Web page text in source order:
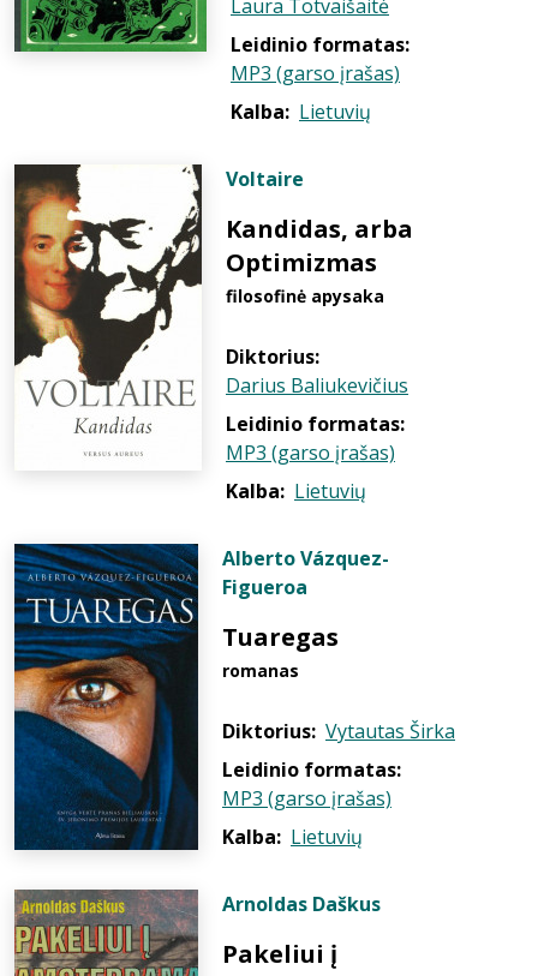
Laura Totvaišaitė
Leidinio formatas:
MP3 (garso įrašas)
Kalba: Lietuvių
Voltaire
Kandidas, arba
Optimizmas
filosofinė apysaka
Diktorius:
Darius Baliukevičius
Leidinio formatas:
MP3 (garso įrašas)
Kalba: Lietuvių
Alberto Vázquez-
Figueroa
Tuaregas
romanas
Diktorius: Vytautas Širka
Leidinio formatas:
MP3 (garso įrašas)
Kalba: Lietuvių
Arnoldas Daškus
Pakeliui į